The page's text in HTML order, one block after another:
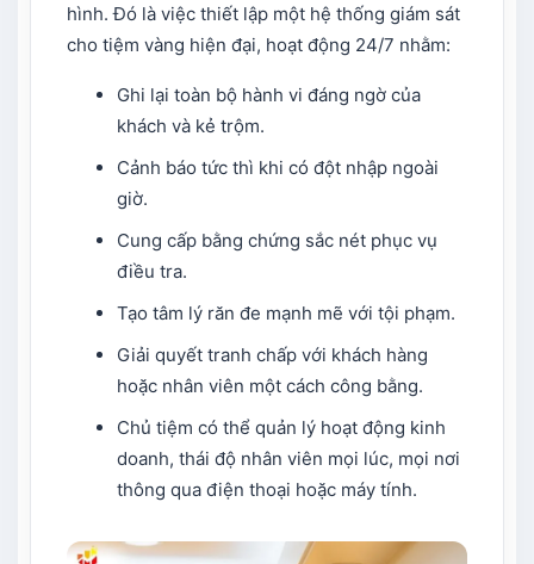
hình. Đó là việc thiết lập một hệ thống giám sát
cho tiệm vàng hiện đại, hoạt động 24/7 nhằm:
Ghi lại toàn bộ hành vi đáng ngờ của
khách và kẻ trộm.
Cảnh báo tức thì khi có đột nhập ngoài
giờ.
Cung cấp bằng chứng sắc nét phục vụ
điều tra.
Tạo tâm lý răn đe mạnh mẽ với tội phạm.
Giải quyết tranh chấp với khách hàng
hoặc nhân viên một cách công bằng.
Chủ tiệm có thể quản lý hoạt động kinh
doanh, thái độ nhân viên mọi lúc, mọi nơi
thông qua điện thoại hoặc máy tính.